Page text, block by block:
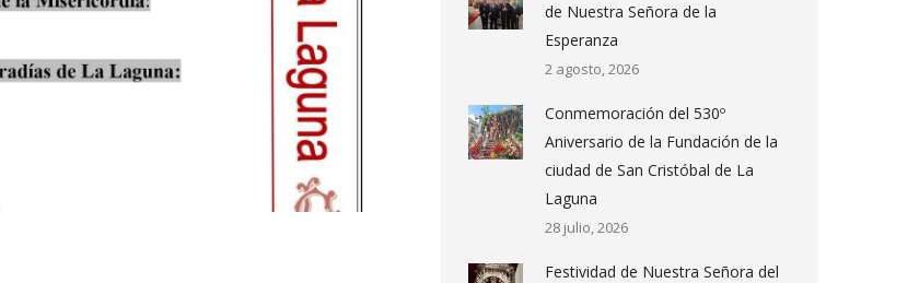
de Nuestra Señora de la
Esperanza
2 agosto, 2026
Conmemoración del 530º
Aniversario de la Fundación de la
ciudad de San Cristóbal de La
Laguna
28 julio, 2026
Festividad de Nuestra Señora del